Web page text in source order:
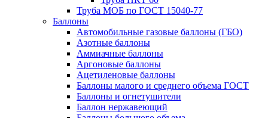
Труба МОБ по ГОСТ 15040-77
Баллоны
Автомобильные газовые баллоны (ГБО)
Азотные баллоны
Аммиачные баллоны
Аргоновые баллоны
Ацетиленовые баллоны
Баллоны малого и среднего объема ГОСТ
Баллоны и огнетушители
Баллон нержавеющий